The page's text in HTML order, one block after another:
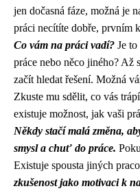
jen dočasná fáze, možná je
práci necítíte dobře, prvním
Co vám na práci vadí? Je
práce nebo něco jiného? Až
začít hledat řešení. Možná
Zkuste mu sdělit, co vás
existuje možnost, jak vaši
Někdy stačí malá změna,
smysl a chuť do práce.
Existuje spousta jiných
zkušenost jako motivaci k